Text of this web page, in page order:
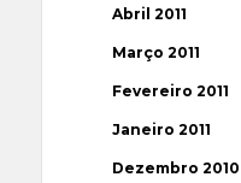
Abril 2011
Março 2011
Fevereiro 2011
Janeiro 2011
Dezembro 2010